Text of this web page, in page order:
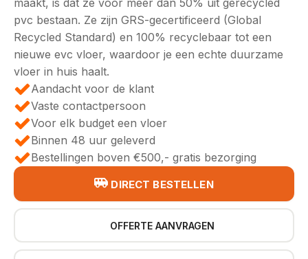
pvc bestaan. Ze zijn GRS-gecertificeerd (Global
Recycled Standard) en 100% recyclebaar tot een
nieuwe evc vloer, waardoor je een echte duurzame
vloer in huis haalt.
Aandacht voor de klant
Vaste contactpersoon
Voor elk budget een vloer
Binnen 48 uur geleverd
Bestellingen boven €500,- gratis bezorging
DIRECT BESTELLEN
OFFERTE AANVRAGEN